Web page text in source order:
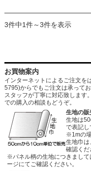
3件中1件～3件を表示
お買物案内
インターネットによるご注文
5795)からでもご注文は承ってお
スタッフが丁寧に対応致します
での購入の相談もどうぞ。
生地の販
生地は
で表記し
※1mの場
生地巾は
確認くだ
※パネル柄の生地につきまし
ージにてご確認ください。